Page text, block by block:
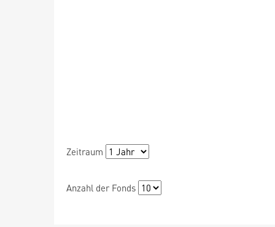
Zeitraum
Anzahl der Fonds